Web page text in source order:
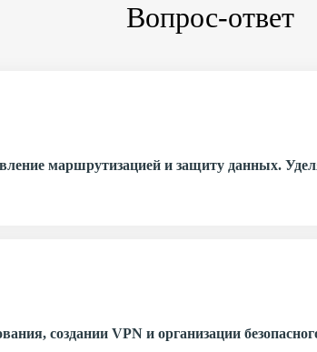
Вопрос-ответ
маршрутизацией и защиту данных.
создании VPN и организации